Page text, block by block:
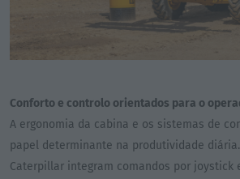
Conforto e controlo orientados para o
A ergonomia da cabina e os sistemas de
papel determinante na produtividade
Caterpillar integram comandos por joystick